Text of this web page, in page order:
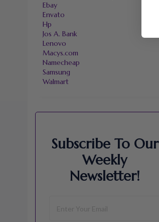
Ebay
Envato
Hp
Jos A. Bank
Lenovo
Macys.com
Namecheap
Samsung
Walmart
Subscribe To Our
Weekly
Newsletter!